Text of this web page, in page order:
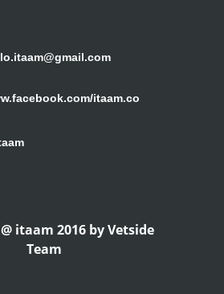
itaam.co
itaam 2016 by Vetside
Team